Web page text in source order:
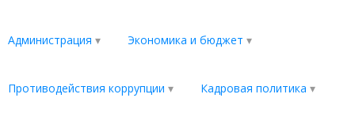
Администрация Экономика и бюджет
Противодействия коррупции Кадровая политика